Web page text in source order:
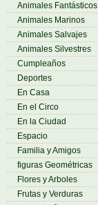
Animales Fantásticos
Animales Marinos
Animales Salvajes
Animales Silvestres
Cumpleaños
Deportes
En Casa
En el Circo
En la Ciudad
Espacio
Familia y Amigos
figuras Geométricas
Flores y Arboles
Frutas y Verduras